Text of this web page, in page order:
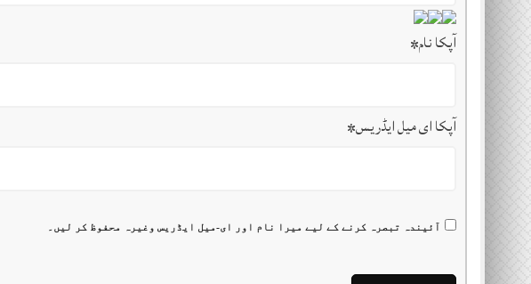
آپکا نام*
آپکا ای میل ایڈریس*
آئیندہ تبصرہ کرنے کے لیے میرا نام اور ای-میل ایڈریس وغیرہ محفوظ کر لیں۔